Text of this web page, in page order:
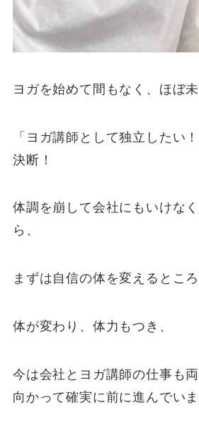
ヨガを始めて間もなく、ほぼ
「ヨガ講師として独立したい
決断！
体調を崩して会社にもいけな
ら、
まずは自信の体を変えるとこ
体が変わり、体力もつき、
今は会社とヨガ講師の仕事も
向かって確実に前に進んでいま